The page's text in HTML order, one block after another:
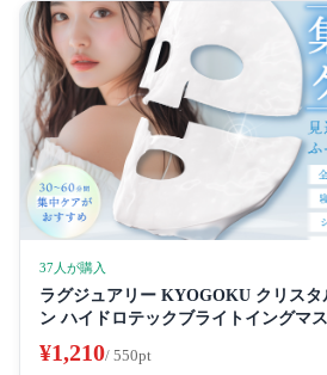
37人が購入
ラグジュアリー KYOGOKU クリスタ
ン ハイドロテックブライトイングマ
フェイスパック ビューティーサロン監
¥1,210/ 550pt